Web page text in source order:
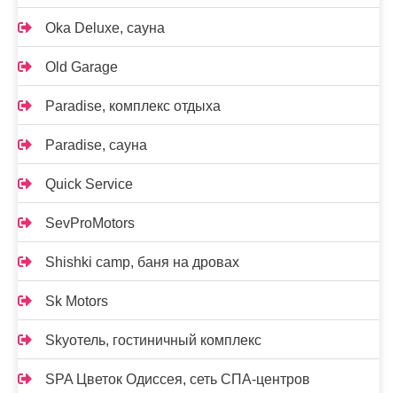
Oka Deluxe, сауна
Old Garage
Paradise, комплекс отдыха
Paradise, сауна
Quick Service
SevProMotors
Shishki camp, баня на дровах
Sk Motors
Skyотель, гостиничный комплекс
SPA Цветок Одиссея, сеть СПА-центров